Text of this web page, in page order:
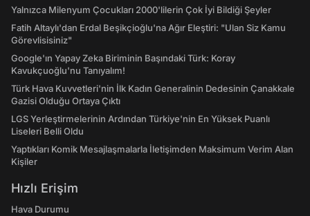
Yalnızca Milenyum Çocukları 2000'lilerin Çok İyi Bildiği Şeyler
Fatih Altaylı'dan Erdal Beşikçioğlu'na Ağır Eleştiri: "Ulan Siz Kamu
Görevlisisiniz"
Google'ın Yapay Zeka Biriminin Başındaki Türk: Koray
Kavukçuoğlu'nu Tanıyalım!
Türk Hava Kuvvetleri'nin İlk Kadın Generalinin Dedesinin Çanakkale
Gazisi Olduğu Ortaya Çıktı
LGS Yerleştirmelerinin Ardından Türkiye'nin En Yüksek Puanlı
Liseleri Belli Oldu
Yaptıkları Komik Mesajlaşmalarla İletişimden Maksimum Verim Alan
Kişiler
Hızlı Erişim
Hava Durumu